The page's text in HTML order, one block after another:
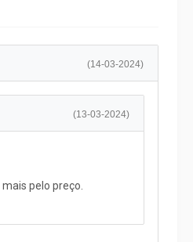
(14-03-2024)
(13-03-2024)
pelo preço.